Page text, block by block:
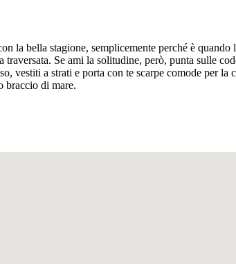
la bella stagione, semplicemente perché è
Se ami la solitudine, però, punta sulle
vestiti a strati e porta con te scarpe comode per
braccio di mare.